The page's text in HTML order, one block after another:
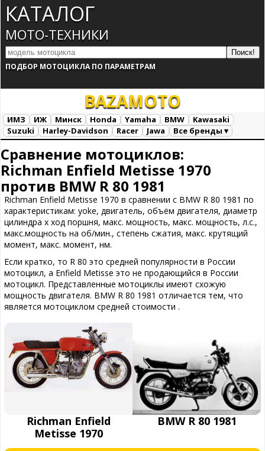
КАТАЛОГ
МОТО-ТЕХНИКИ
ПОДБОР МОТОЦИКЛА ПО ПАРАМЕТРАМ
BAZAMOTO
ИМЗ ИЖ Минск Honda Yamaha BMW
Kawasaki
Suzuki
Harley-Davidson Racer Jawa
Все бренды ▾
Сравнение мотоциклов:
Richman Enfield Metisse 1970
против BMW R 80 1981
Richman Enfield Metisse 1970 в сравнении с BMW R 80 1981 по
характеристикам: yoke, двигатель, объём двигателя, диаметр
цилиндра х ход поршня, макс. мощность, макс. мощность, л.с.,
макс.мощность на об/мин., степень сжатия, макс. крутящий
момент, макс. момент, нм.
Если кратко, то R 80 это средней популярности в России
мотоцикл, а Enfield Metisse это не продающийся в России
мотоцикл. Представленные мотоциклы имеют схожую
мощность двигателя. BMW R 80 1981 отличается тем, что
является мотоциклом средней стоимости .
Richman Enfield
Metisse 1970
BMW R 80 1981